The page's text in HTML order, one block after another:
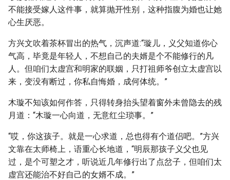
不能接受嫁人这件事，就算抛开性别，这种指腹为婚也让她
心生厌恶。
方兴文吹着茶杯冒出的热气，沉声道:“璇儿，义父知道你心
气高，毕竟是年轻人，不想自己的夫婿是个不能修行的凡
人。但咱们太虚宫和明家的联姻，只打祖师爷创立太虚宫以
来，变没有断过，你私自悔婚，成何体统。”
木璇不知该如何作答，只得转身抬头望着窗外未曾隐去的残
月道：“木璇一心向道，无意红尘琐事。”
“哎，你这孩子。就是一心求道，总也得有个道侣吧。”方兴
文靠在太师椅上，语重心长地道，“明辰那孩子义父也见
过，是个可塑之才，听说近几年修行出了点岔子，但咱们太
虚宫还能治不好自己的女婿不成。”